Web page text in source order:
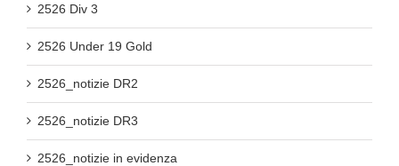
2526 Div 3
2526 Under 19 Gold
2526_notizie DR2
2526_notizie DR3
2526_notizie in evidenza